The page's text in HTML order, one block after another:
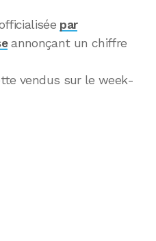
par
annonçant un chiffre
vendus sur le week-